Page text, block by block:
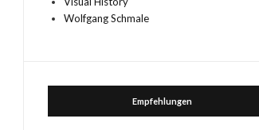
Wolfgang Schmale
Empfehlungen